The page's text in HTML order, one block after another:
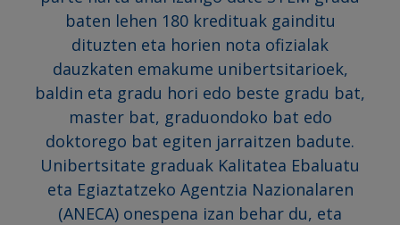
baten lehen 180 kredituak gainditu
dituzten eta horien nota ofizialak
dauzkaten emakume unibertsitarioek,
baldin eta gradu hori edo beste gradu bat,
master bat, graduondoko bat edo
doktorego bat egiten jarraitzen badute.
Unibertsitate graduak Kalitatea Ebaluatu
eta Egiaztatzeko Agentzia Nazionalaren
(ANECA) onespena izan behar du, eta